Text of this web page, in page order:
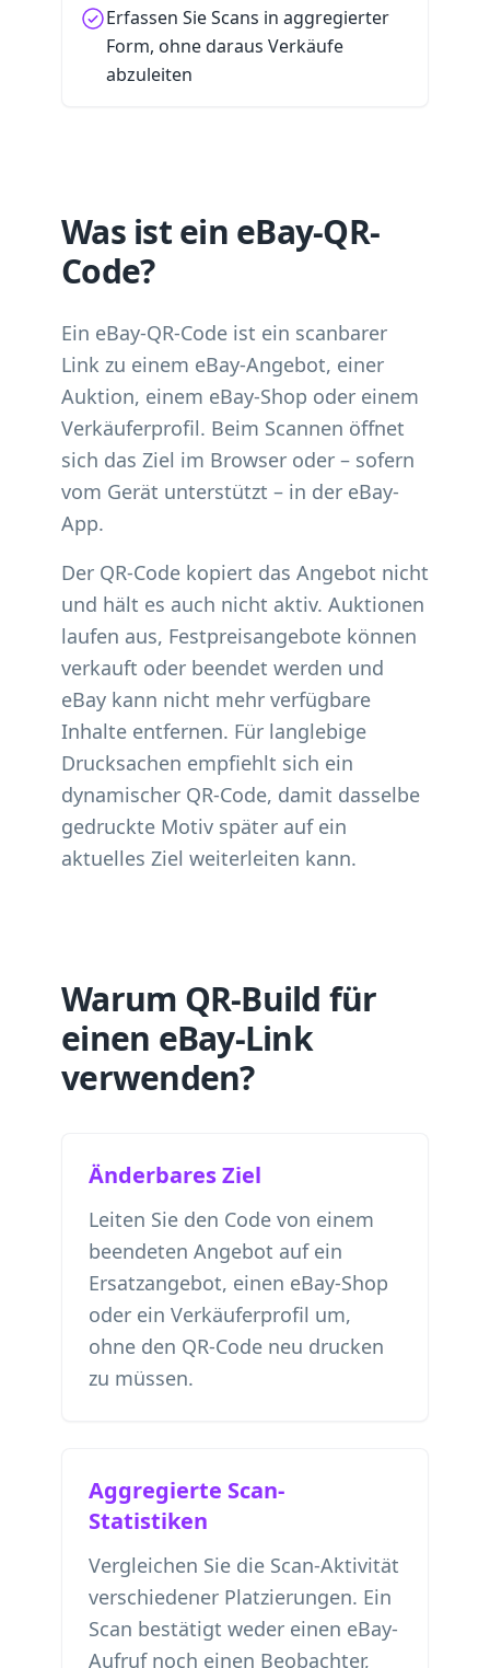
Erfassen Sie Scans in aggregierter
Form, ohne daraus Verkäufe
abzuleiten
Was ist ein eBay-QR-
Code?
Ein eBay-QR-Code ist ein scanbarer
Link zu einem eBay-Angebot, einer
Auktion, einem eBay-Shop oder einem
Verkäuferprofil. Beim Scannen öffnet
sich das Ziel im Browser oder – sofern
vom Gerät unterstützt – in der eBay-
App.
Der QR-Code kopiert das Angebot nicht
und hält es auch nicht aktiv. Auktionen
laufen aus, Festpreisangebote können
verkauft oder beendet werden und
eBay kann nicht mehr verfügbare
Inhalte entfernen. Für langlebige
Drucksachen empfiehlt sich ein
dynamischer QR-Code, damit dasselbe
gedruckte Motiv später auf ein
aktuelles Ziel weiterleiten kann.
Warum QR-Build für
einen eBay-Link
verwenden?
Änderbares Ziel
Leiten Sie den Code von einem
beendeten Angebot auf ein
Ersatzangebot, einen eBay-Shop
oder ein Verkäuferprofil um,
ohne den QR-Code neu drucken
zu müssen.
Aggregierte Scan-
Statistiken
Vergleichen Sie die Scan-Aktivität
verschiedener Platzierungen. Ein
Scan bestätigt weder einen eBay-
Aufruf noch einen Beobachter,